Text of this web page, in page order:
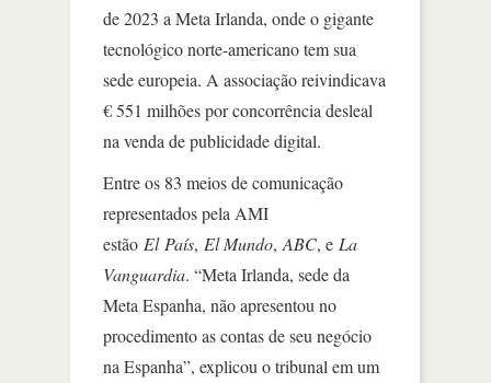
de 2023 a Meta Irlanda, onde o gigante
tecnológico norte-americano tem sua
sede europeia. A associação reivindicava
€ 551 milhões por concorrência desleal
na venda de publicidade digital.
Entre os 83 meios de comunicação
representados pela AMI
estão El País, El Mundo, ABC, e La
Vanguardia. “Meta Irlanda, sede da
Meta Espanha, não apresentou no
procedimento as contas de seu negócio
na Espanha”, explicou o tribunal em um